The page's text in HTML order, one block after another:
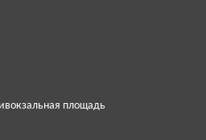
площадь